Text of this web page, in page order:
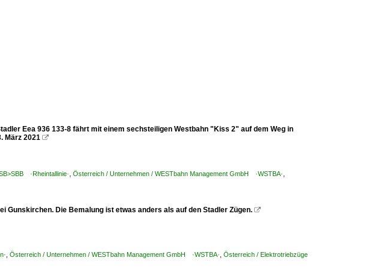
Eea 936 133-8 fährt mit einem sechsteiligen Westbahn "Kiss 2" auf dem Weg in
März 2021 
·Rheintallinie· Österreich / Unternehmen / WESTbahn Management GmbH ·WSTBA·
Gunskirchen. Die Bemalung ist etwas anders als auf den Stadler Zügen. 
Österreich / Unternehmen / WESTbahn Management GmbH ·WSTBA· Österreich / Elektrotriebzüge